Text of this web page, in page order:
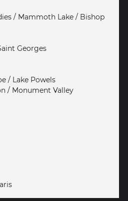
/ Mammoth Lake / Bishop
Georges
/ Lake Powels
/ Monument Valley